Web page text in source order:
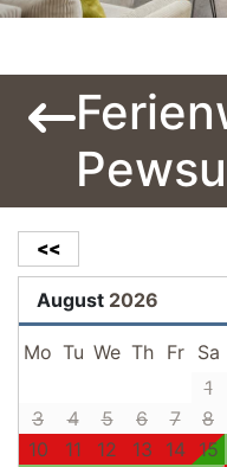
<<
August 2026
Mo Tu We Th Fr Sa
1
3
4 5 6 7 8
10
11 12 13 14 15